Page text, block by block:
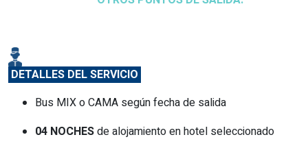
DETALLES DEL SERVICIO
Bus MIX o CAMA según fecha de salida
04 NOCHESde alojamiento en hotel seleccionado